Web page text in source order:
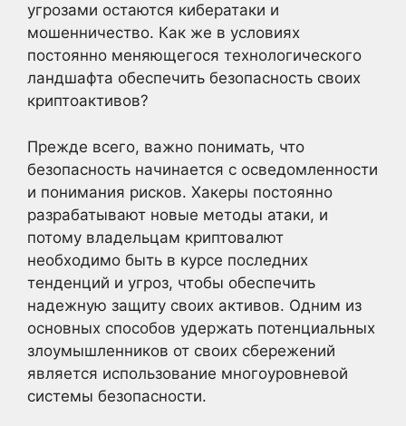
угрозами остаются кибератаки и
мошенничество. Как же в условиях
постоянно меняющегося технологического
ландшафта обеспечить безопасность своих
криптоактивов?
Прежде всего, важно понимать, что
безопасность начинается с осведомленности
и понимания рисков. Хакеры постоянно
разрабатывают новые методы атаки, и
потому владельцам криптовалют
необходимо быть в курсе последних
тенденций и угроз, чтобы обеспечить
надежную защиту своих активов. Одним из
основных способов удержать потенциальных
злоумышленников от своих сбережений
является использование многоуровневой
системы безопасности.